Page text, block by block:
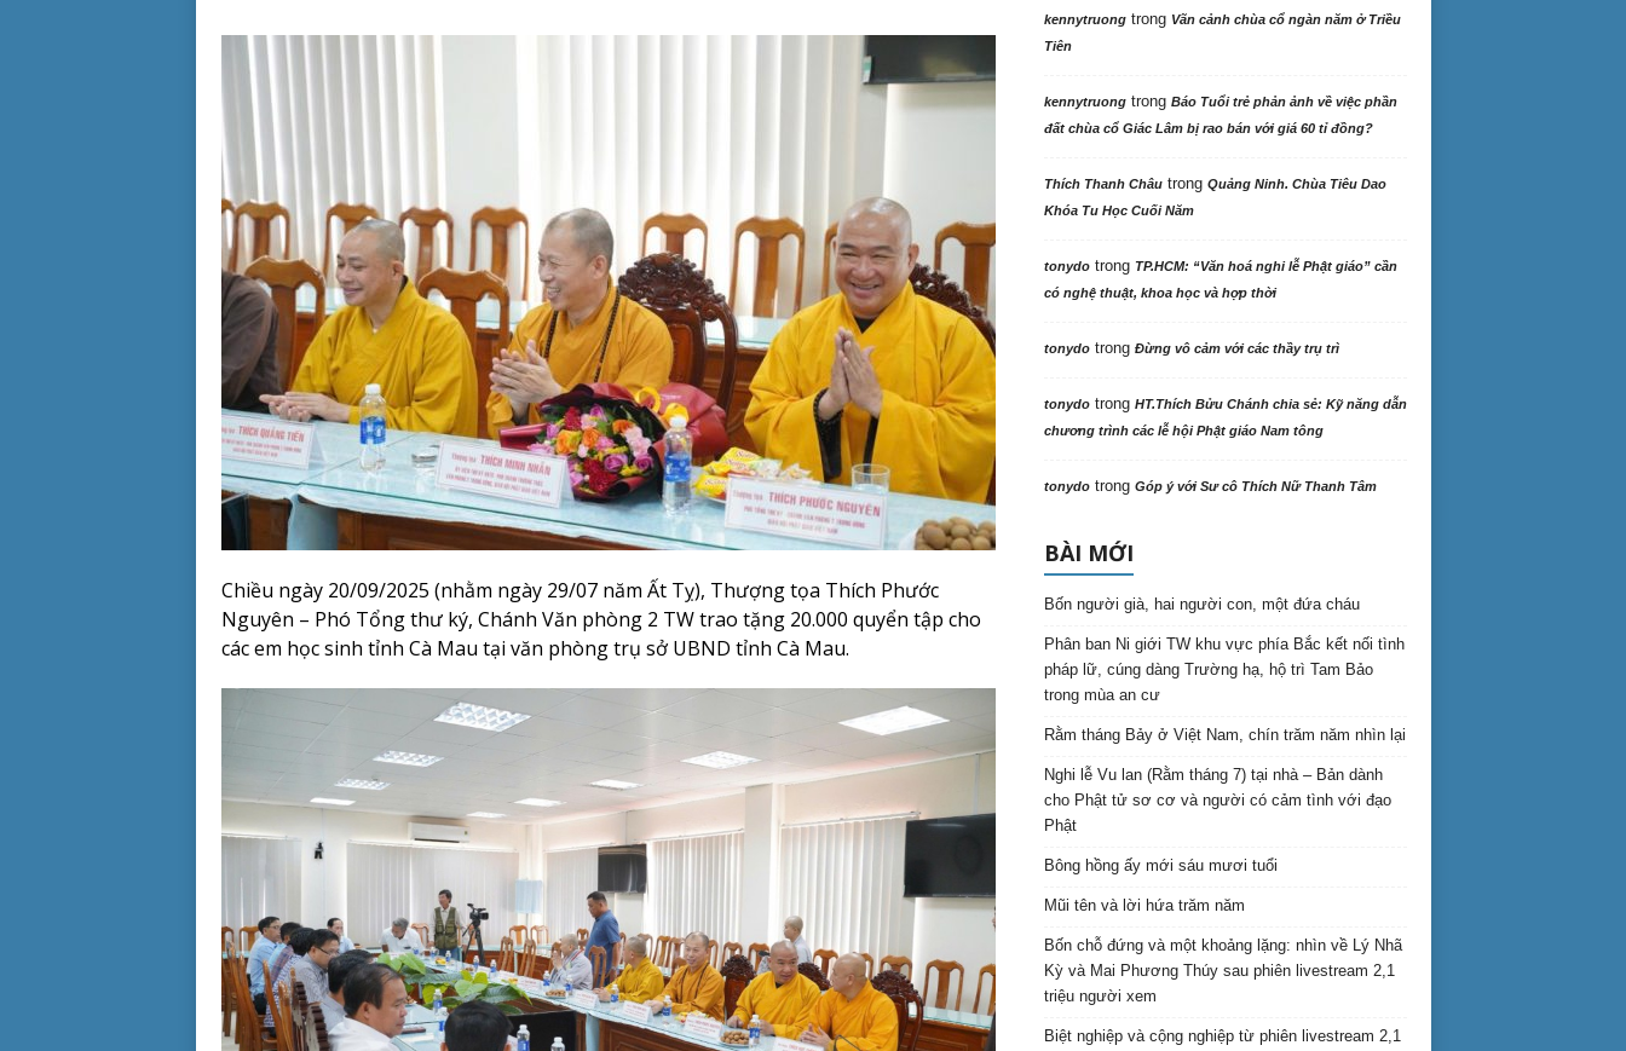
Chiều ngày 20/09/2025 (nhằm ngày 29/07 năm Ất Tỵ), Thượng tọa Thích Phước
Nguyên – Phó Tổng thư ký, Chánh Văn phòng 2 TW trao tặng 20.000 quyển tập cho
các em học sinh tỉnh Cà Mau tại văn phòng trụ sở UBND tỉnh Cà Mau.
kennytruongtrong Vãn cảnh chùa cổ ngàn năm ở Triều
Tiên
kennytruongtrong Báo Tuổi trẻ phản ảnh về việc phần
đất chùa cổ Giác Lâm bị rao bán với giá 60 tỉ đồng?
Thích Thanh Châutrong Quảng Ninh. Chùa Tiêu Dao
Khóa Tu Học Cuối Năm
tonydotrong TP.HCM: “Văn hoá nghi lễ Phật giáo” cần
có nghệ thuật, khoa học và hợp thời
tonydotrong Đừng vô cảm với các thầy trụ trì
tonydotrong HT.Thích Bửu Chánh chia sẻ: Kỹ năng dẫn
chương trình các lễ hội Phật giáo Nam tông
tonydotrong Góp ý với Sư cô Thích Nữ Thanh Tâm
BÀI MỚI
Bốn người già, hai người con, một đứa cháu
Phân ban Ni giới TW khu vực phía Bắc kết nối tình
pháp lữ, cúng dàng Trường hạ, hộ trì Tam Bảo
trong mùa an cư
Rằm tháng Bảy ở Việt Nam, chín trăm năm nhìn lại
Nghi lễ Vu lan (Rằm tháng 7) tại nhà – Bản dành
cho Phật tử sơ cơ và người có cảm tình với đạo
Phật
Bông hồng ấy mới sáu mươi tuổi
Mũi tên và lời hứa trăm năm
Bốn chỗ đứng và một khoảng lặng: nhìn về Lý Nhã
Kỳ và Mai Phương Thúy sau phiên livestream 2,1
triệu người xem
Biệt nghiệp và cộng nghiệp từ phiên livestream 2,1